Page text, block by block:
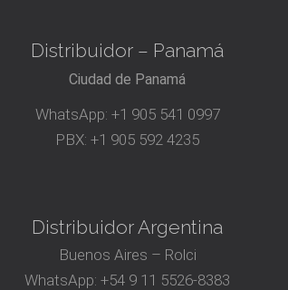
Distribuidor – Panamá
Ciudad de Panamá
WhatsApp: +1 905 541 0997
PBX:+1 905 592 4235
Distribuidor Argentina
Buenos Aires – Rolci
WhatsApp:+54 9 11 5526-8383